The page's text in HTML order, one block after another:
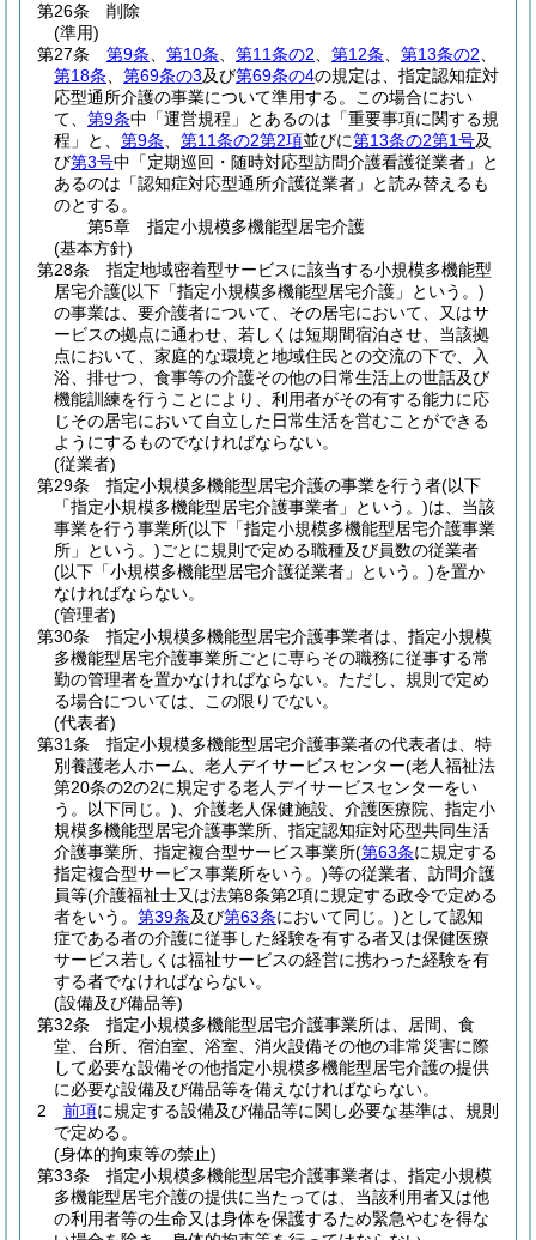
第26条
削除
(準用)
第27条
第9条 第10条 第11条の2 第12条 第13条の2
第18条
第69条の3及び第69条の4の規定は、指定認知症対
応型通所介護の事業について準用する。
この場合におい
て、 第9条中「運営規程」とあるのは「重要事項に関する規
程」と、 第9条 第11条の2第2項並びに第13条の2第1号及
び第3号中「定期巡回・随時対応型訪問介護看護従業者」と
あるのは「認知症対応型通所介護従業者」と読み替えるも
のとする。
第5章
指定小規模多機能型居宅介護
(基本方針)
第28条
指定地域密着型サービスに該当する小規模多機能型
居宅介護(以下「指定小規模多機能型居宅介護」という。)
の事業は、要介護者について、その居宅において、又はサ
ービスの拠点に通わせ、若しくは短期間宿泊させ、当該拠
点において、家庭的な環境と地域住民との交流の下で、入
浴、排せつ、食事等の介護その他の日常生活上の世話及び
機能訓練を行うことにより、利用者がその有する能力に応
じその居宅において自立した日常生活を営むことができる
ようにするものでなければならない。
(従業者)
第29条
指定小規模多機能型居宅介護の事業を行う者(以下
「指定小規模多機能型居宅介護事業者」という。)は、当該
事業を行う事業所(以下「指定小規模多機能型居宅介護事業
所」という。)ごとに規則で定める職種及び員数の従業者
(以下「小規模多機能型居宅介護従業者」という。)を置か
なければならない。
(管理者)
第30条
指定小規模多機能型居宅介護事業者は、指定小規模
多機能型居宅介護事業所ごとに専らその職務に従事する常
勤の管理者を置かなければならない。 ただし、規則で定め
る場合については、この限りでない。
(代表者)
第31条
指定小規模多機能型居宅介護事業者の代表者は、特
別養護老人ホーム、老人デイサービスセンター(老人福祉法
第20条の2の2に規定する老人デイサービスセンターをい
う。以下同じ。) 、介護老人保健施設、介護医療院、指定小
規模多機能型居宅介護事業所、指定認知症対応型共同生活
介護事業所、指定複合型サービス事業所(第63条に規定する
指定複合型サービス事業所をいう。)等の従業者、訪問介護
員等(介護福祉士又は法第8条第2項に規定する政令で定める
者をいう。 第39条及び第63条において同じ。)として認知
症である者の介護に従事した経験を有する者又は保健医療
サービス若しくは福祉サービスの経営に携わった経験を有
する者でなければならない。
(設備及び備品等)
第32条
指定小規模多機能型居宅介護事業所は、居間、食
堂、台所、宿泊室、浴室、消火設備その他の非常災害に際
して必要な設備その他指定小規模多機能型居宅介護の提供
に必要な設備及び備品等を備えなければならない。
2
前項に規定する設備及び備品等に関し必要な基準は、規則
で定める。
(身体的拘束等の禁止)
第33条
指定小規模多機能型居宅介護事業者は、指定小規模
多機能型居宅介護の提供に当たっては、当該利用者又は他
の利用者等の生命又は身体を保護するため緊急やむを得な